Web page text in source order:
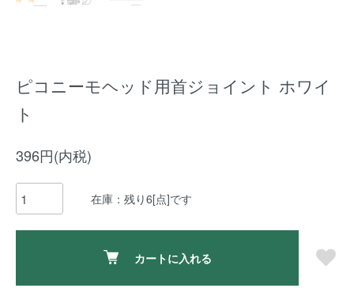
ピコニーモヘッド用首ジョイント ホワイ
ト
396円(内税)
在庫：残り6[点]です
カートに入れる